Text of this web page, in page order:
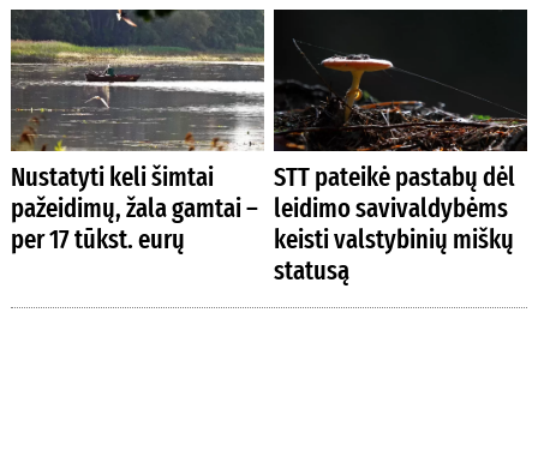
Nustatyti keli šimtai
pažeidimų, žala gamtai –
per 17 tūkst. eurų
STT pateikė pastabų dėl
leidimo savivaldybėms
keisti valstybinių miškų
statusą